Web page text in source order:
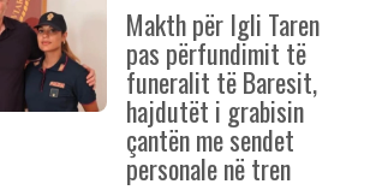
Makth për Igli Taren
pas përfundimit të
funeralit të Baresit,
hajdutët i grabisin
çantën me sendet
personale në tren